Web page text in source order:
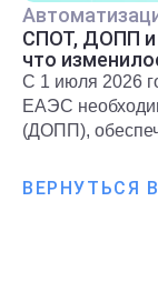
СПОТ, ДОПП и
что
С 1 июля 2026
ЕАЭС
(ДОПП),
рассказали в
ВЕРНУТЬСЯ